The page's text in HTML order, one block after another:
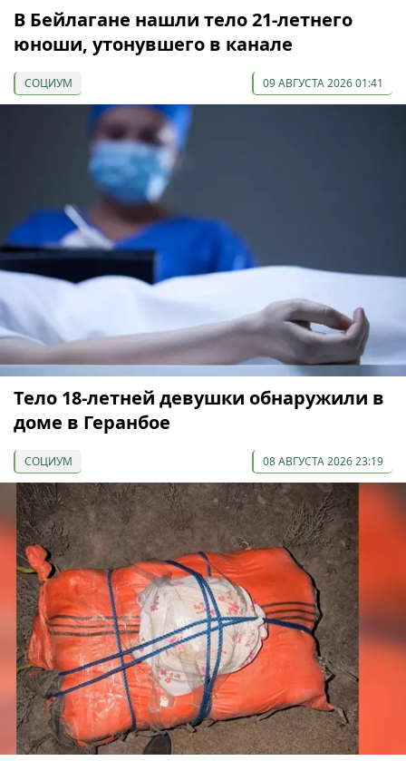
В Бейлагане нашли тело 21-летнего
юноши, утонувшего в канале
СОЦИУМ 09 АВГУСТА 2026 01:41
Тело 18-летней девушки обнаружили в
доме в Геранбое
СОЦИУМ 08 АВГУСТА 2026 23:19